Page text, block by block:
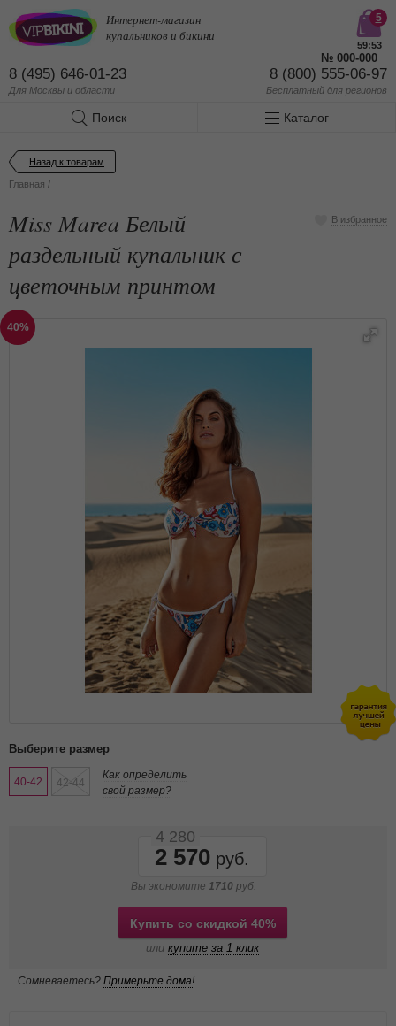
Интернет-магазин
купальников и бикини
8 (495) 646-01-23
Для Москвы и области
8 (800) 555-06-97
Бесплатный для регионов
5
59:53
№ 000-000
Поиск Каталог
Назад к товарам
Главная /
Miss Marea Белый
раздельный купальник с
цветочным принтом
В избранное
40%
Выберите размер
40-42 42-44
Как определить
свой размер?
2 570
4 280
Вы экономите 1710 руб.
Купить со скидкой 40%
или купите за 1 клик
Сомневаетесь? Примерьте дома!